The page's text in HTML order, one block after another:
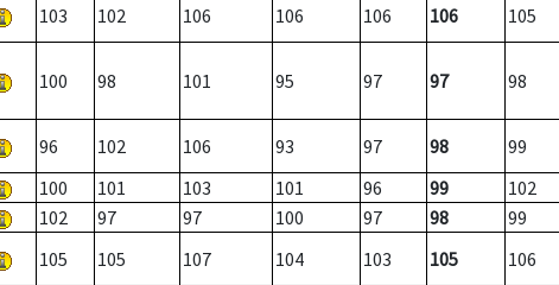
103 102 106 106 106 106 105
100 98 101 95 97 97 98
96 102 106 93 97 98
99
100 101 103 101 96 99
102
102 97 97 100 97 98
99
105 105 107 104 103 105
106